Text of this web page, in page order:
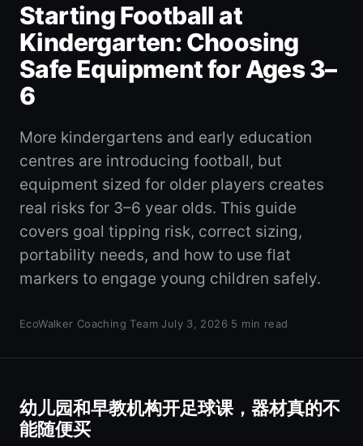
Starting Football at
Kindergarten: Choosing
Safe Equipment for Ages 3–
6
More kindergartens and early education
centres are introducing football, but
equipment sized for older players creates
real risks for 3–6 year olds. This guide
covers goal tipping risk, correct sizing,
portability needs, and how to use flat
markers to engage young children safely.
EcoWalker Coaching Team·July 3, 2026 5 min read
幼儿园和早教机构开足球课，器材真的不
能随便买